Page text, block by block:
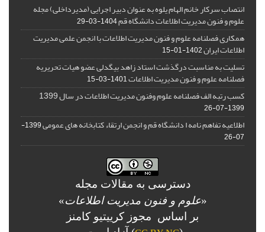
انتصاب سرکار خانم الهام یلوه به عنوان دبیر اجرایی (مدیرداخلی) مجله
علوم و فنون مدیریت اطلاعات دانشگاه قم1404-03-29
همکاری فصلنامه علوم و فنون مدیریت اطلاعات با انجمن علمی مدیریت
اطلاعات ایران1402-01-15
تسلیت به مناسبت درگذشت استاد زاهد بیگدلی عضو هیات تحریریه
فصلنامه علوم و فنون مدیریت اطلاعات1401-03-15
کسب رتبه الف فصلنامه علوم وفنون مدیریت اطلاعات در سال 1399
1399-07-26
اطلاعیه تفاهم نامه ا دانشگاه قم و انجمن ارتقاء کتابخانه های عمومی
1399-
07-26
دسترسی به مقالات مجله
«علوم و فنون مدیریت اطلاعات»
بر اساس مجوز کرییتیو کامنز